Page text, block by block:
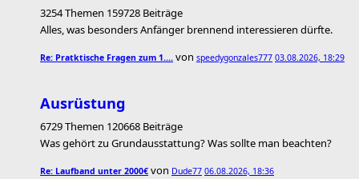
3254 Themen 159728 Beiträge
Alles, was besonders Anfänger brennend interessieren dürfte.
Re: Pratktische Fragen zum 1.… von speedygonzales777 03.08.2026, 18:29
Ausrüstung
6729 Themen 120668 Beiträge
Was gehört zu Grundausstattung? Was sollte man beachten?
Re: Laufband unter 2000€ von Dude77 06.08.2026, 18:36